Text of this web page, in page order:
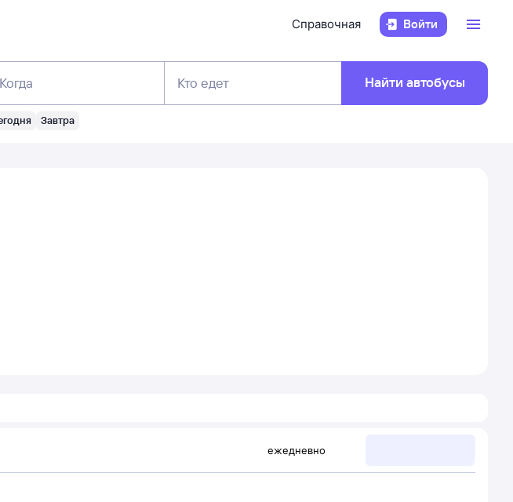
Справочная Войти
Когда
Завтра
Кто едет Найти автобусы
ежедневно